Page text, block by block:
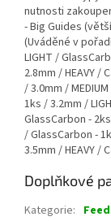
nutnosti
- Big Guides
(Uváděné v
LIGHT /
2.8mm / HEAVY /
/ 3.0mm /
1ks / 3.2mm /
GlassCarbon -
/ GlassCarbon -
3.5mm / HEAVY /
Doplňkové
Kategorie: